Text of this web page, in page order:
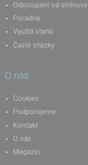
Odstoupení od smlouvy
Poradna
Využití stanů
Časté otázky
O nás
Cookies
Podporujeme
Kontakt
O nás
Magazín